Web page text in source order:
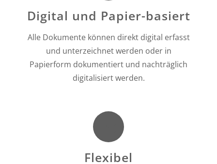
Digital und Papier-basiert
Alle Dokumente können direkt digital erfasst
und unterzeichnet werden oder in
Papierform dokumentiert und nachträglich
digitalisiert werden.
Flexibel